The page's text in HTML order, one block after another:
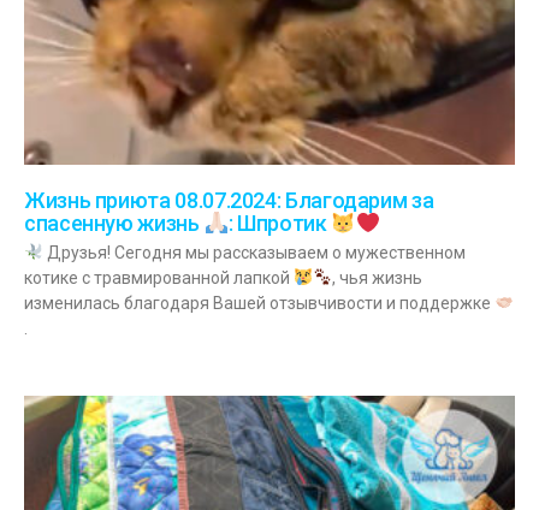
Жизнь приюта 08.07.2024: Благодарим за
спасенную жизнь
: Шпротик
Друзья! Сегодня мы рассказываем о мужественном
котике с травмированной лапкой
, чья жизнь
изменилась благодаря Вашей отзывчивости и поддержке